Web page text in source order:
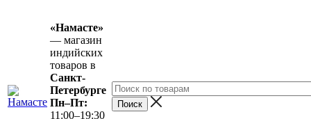
«Намасте»
— магазин
индийских
товаров в
Санкт-
Петербурге
Пн–Пт:
11:00–19:30